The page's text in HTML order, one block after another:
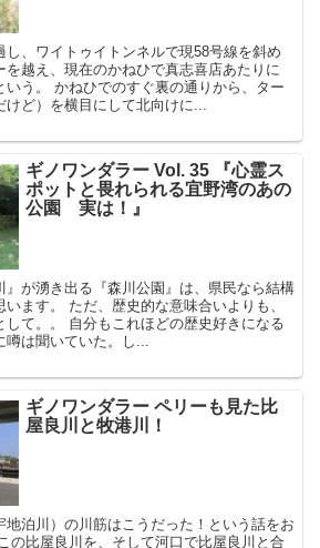
し、ワイトゥイトンネルで現58号線を斜め
を越え、現在のかねひで真志喜店あたりに
いう。 かねひでのすぐ裏の通りから、ター
けど）を横目にして北向けに...
ギノワンダラー Vol. 35 『心霊ス
ポットと畏れられる宜野湾のあの
公園 実は！』
』が湧き出る『森川公園』は、県民なら結構
ます。 ただ、歴史的な意味合いよりも、
して。。 自分もこれほどの歴史好きになる
噂は聞いていた。し...
ギノワンダラー ペリーも見た比
屋良川と牧港川！
地泊川）の川筋はこうだった！という話をお
の比屋良川を、そして河口で比屋良川と合